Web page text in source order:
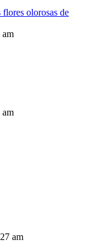
olorosas de
am
am